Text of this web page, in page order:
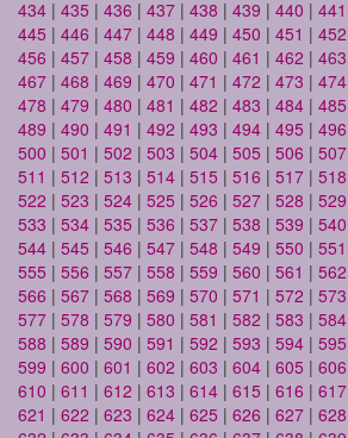
434 | 435 | 436 | 437 | 438 | 439 | 440 | 441
445 | 446 | 447 | 448 | 449 | 450 | 451 | 452
456 | 457 | 458 | 459 | 460 | 461 | 462 | 463
467 | 468 | 469 | 470 | 471 | 472 | 473 | 474
478 | 479 | 480 | 481 | 482 | 483 | 484 | 485
489 | 490 | 491 | 492 | 493 | 494 | 495 | 496
500 | 501 | 502 | 503 | 504 | 505 | 506 | 507
511 | 512 | 513 | 514 | 515 | 516 | 517 | 518
522 | 523 | 524 | 525 | 526 | 527 | 528 | 529
533 | 534 | 535 | 536 | 537 | 538 | 539 | 540
544 | 545 | 546 | 547 | 548 | 549 | 550 | 551
555 | 556 | 557 | 558 | 559 | 560 | 561 | 562
566 | 567 | 568 | 569 | 570 | 571 | 572 | 573
577 | 578 | 579 | 580 | 581 | 582 | 583 | 584
588 | 589 | 590 | 591 | 592 | 593 | 594 | 595
599 | 600 | 601 | 602 | 603 | 604 | 605 | 606
610 | 611 | 612 | 613 | 614 | 615 | 616 | 617
621 | 622 | 623 | 624 | 625 | 626 | 627 | 628